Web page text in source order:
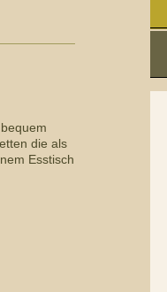
die als
Esstisch